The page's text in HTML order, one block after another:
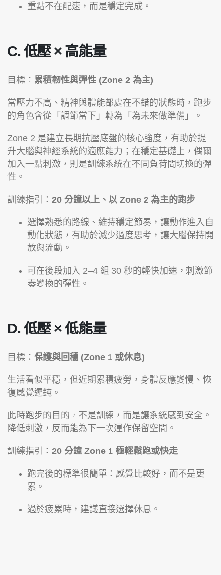
重點不在配速，而是穩定完成。
C. 低壓 × 高能量
目標： 累積韌性與彈性 (Zone 2 為主)
當壓力不高、精神與體能都處在不錯的狀態時，跑步
的角色會從「調節當下」轉為「為未來做準備」。
Zone 2 是建立長期抗壓底盤的核心強度，有助於提
升大腦與神經系統的適應能力；在穩定基礎上，偶爾
加入一點刺激，則是訓練系統在不同負荷間切換的彈
性。
訓練指引： 20 分鐘以上、以 Zone 2 為主的跑步
選擇熟悉的路線、維持穩定節奏，讓動作進入自
動化狀態，有助於減少過度思考，讓大腦保持開
放與流動。
可在後段加入 2–4 組 30 秒的輕快加速，刺激節
奏變換的彈性。
D. 低壓 × 低能量
目標： 保護與回穩 (Zone 1 或休息)
生活看似平穩，但近期累積疲勞，身體反應變慢、恢
復感覺遲鈍。
此時跑步的目的，不是訓練，而是讓系統感到安全。
降低刺激，反而能為下一次運作保留空間。
訓練指引： 20 分鐘 Zone 1 極輕鬆跑或快走
跑完後的標準很簡單：感覺比較好，而不是更
累。
過於疲累時，建議直接選擇休息。